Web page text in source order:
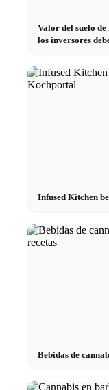
Valor del suelo
los inversores
Infused Kitchen
Bebidas de